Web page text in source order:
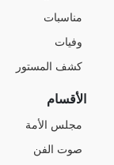
مناسبات
وفيات
كشف المستور
الأقسام
مجلس الأمة
صوت الفن